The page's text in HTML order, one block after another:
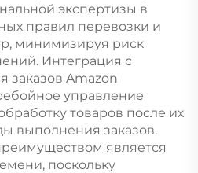
экспертизы в
правил перевозки и
минимизируя риск
Интеграция с
заказов Amazon
управление
товаров после их
выполнения заказов.
является
поскольку